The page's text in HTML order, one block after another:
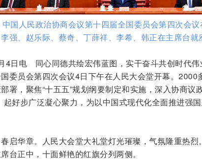
国人民政治协商会议第十四届全国委员会第四次会议
强、赵乐际、蔡奇、丁薛祥、李希、韩正在主席台
4日电 同心同德共绘宏伟蓝图，实干奋斗共创时代伟
委员会第四次会议4日下午在人民大会堂开幕。2000
署，聚焦“十五五”规划纲要制定和实施，深入协商议
起好步广泛凝心聚力，为以中国式现代化全面推进强
启华章。人民大会堂大礼堂灯光璀璨，气氛隆重热
台正中，十面鲜艳的红旗分列两侧。